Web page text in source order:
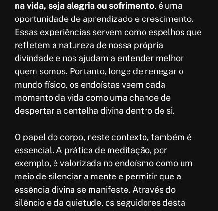
na vida, seja alegria ou sofrimento, é uma
oportunidade de aprendizado e crescimento.
Essas experiências servem como espelhos que
refletem a natureza de nossa própria
divindade e nos ajudam a entender melhor
quem somos. Portanto, longe de renegar o
mundo físico, os endoístas veem cada
momento da vida como uma chance de
despertar a centelha divina dentro de si.
O papel do corpo, neste contexto, também é
essencial. A prática de meditação, por
exemplo, é valorizada no endoísmo como um
meio de silenciar a mente e permitir que a
essência divina se manifeste. Através do
silêncio e da quietude, os seguidores desta